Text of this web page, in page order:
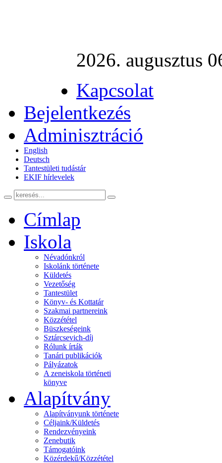
2026. augusztus
Kapcsolat
Bejelentkezés
Adminisztráció
English
Deutsch
Tantestületi tudástár
EKIF hírlevelek
Címlap
Iskola
Névadónkról
Iskolánk története
Küldetés
Vezetőség
Tantestület
Könyv- és Kottatár
Szakmai partnereink
Közzététel
Büszkeségeink
Sztárcsevich-díj
Rólunk írták
Tanári publikációk
Pályázatok
A zeneiskola történeti
könyve
Alapítvány
Alapítványunk története
Céljaink/Küldetés
Rendezvényeink
Zenebutik
Támogatóink
Közérdekű/Közzététel